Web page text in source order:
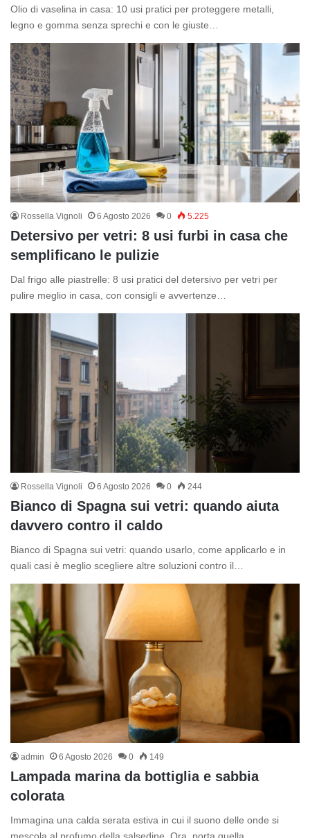
Olio di vaselina in casa: 10 usi pratici per proteggere metalli,
legno e gomma senza sprechi e con le giuste…
Rossella Vignoli 6 Agosto 2026 0 5.225
Detersivo per vetri: 8 usi furbi in casa che
semplificano le pulizie
Dal frigo alle piastrelle: 8 usi pratici del detersivo per vetri per
pulire meglio in casa, con consigli e avvertenze…
Rossella Vignoli 6 Agosto 2026 0 244
Bianco di Spagna sui vetri: quando aiuta
davvero contro il caldo
Bianco di Spagna sui vetri: quando usarlo, come applicarlo e in
quali casi è meglio scegliere altre soluzioni contro il…
admin 6 Agosto 2026 0 149
Lampada marina da bottiglia e sabbia
colorata
Immagina una calda serata estiva in cui il suono delle onde si
mescola al profumo della salsedine. Ora, porta quella…